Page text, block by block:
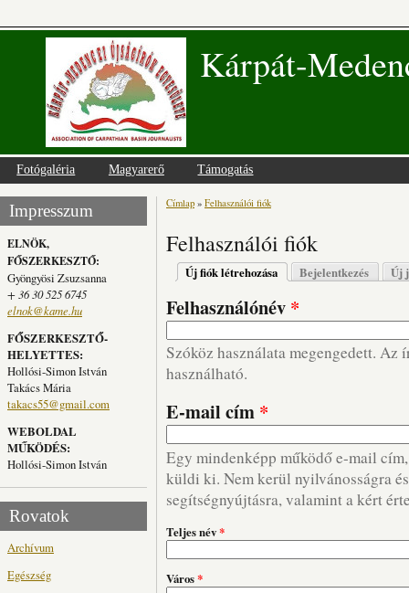
Kárpát-
Fotógaléria Magyarerő Támogatás
Impresszum
ELNÖK,
FŐSZERKESZTŐ:
Gyöngyösi Zsuzsanna
+ 36 30 525 6745
elnok@kame.hu
FŐSZERKESZTŐ-
HELYETTES:
Hollósi-Simon István
Takács Mária
takacs55@gmail.com
WEBOLDAL
MŰKÖDÉS:
Hollósi-Simon István
Rovatok
Archívum
Egészség
Jelenlegi hely
Címlap » Felhasználói fiók
Felhasználói fiók
Elsődleges fülek
Új fiók létrehozása (aktív fül)
Bejelentkezés Új
Felhasználónév *
Szóköz használata megengedett. Az
használható.
E-mail cím *
Egy mindenképp működő e-mail
küldi ki. Nem kerül nyilvánosságra
segítségnyújtásra, valamint a kért
Teljes név*
Város*